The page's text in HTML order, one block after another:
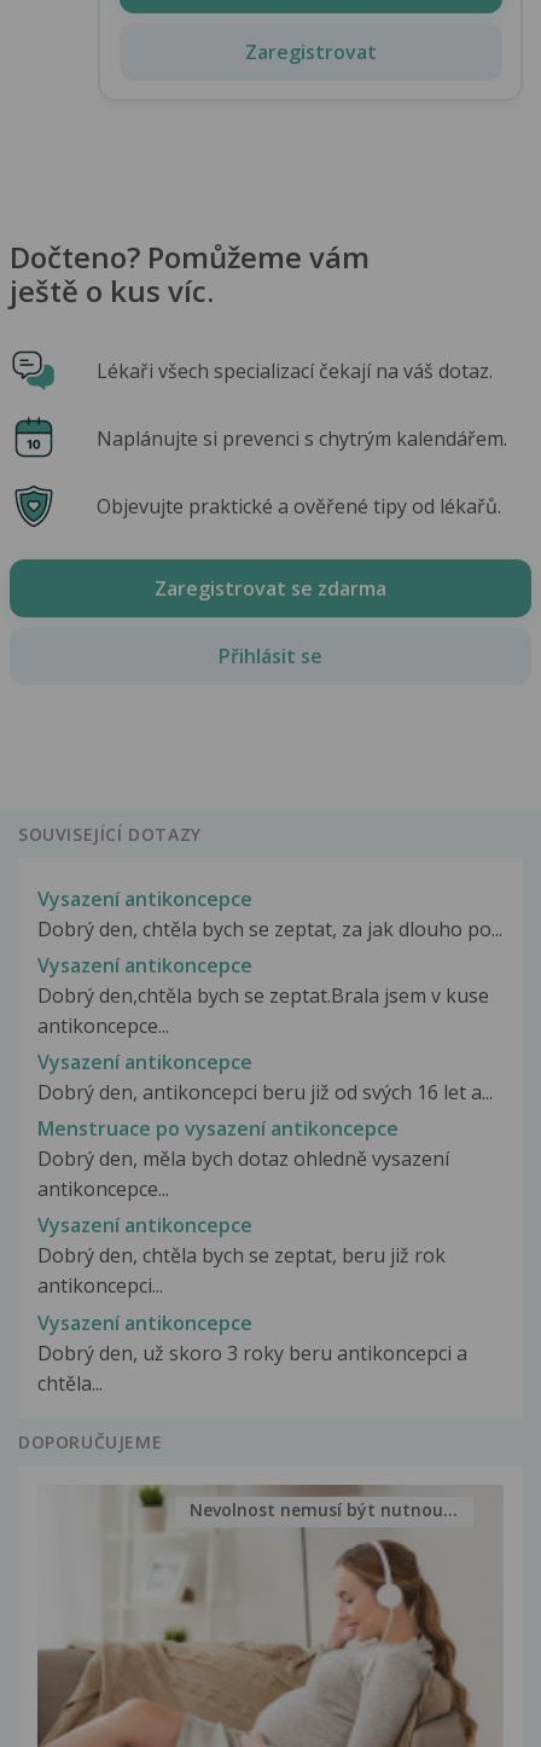
Zaregistrovat
Dočteno? Pomůžeme vám
ještě o kus víc.
Lékaři všech specializací čekají na váš dotaz.
Naplánujte si prevenci s chytrým kalendářem.
Objevujte praktické a ověřené tipy od lékařů.
Zaregistrovat se zdarma
Přihlásit se
SOUVISEJÍCÍ DOTAZY
Vysazení antikoncepce
Dobrý den, chtěla bych se zeptat, za jak dlouho po...
Vysazení antikoncepce
Dobrý den,chtěla bych se zeptat.Brala jsem v kuse
antikoncepce...
Vysazení antikoncepce
Dobrý den, antikoncepci beru již od svých 16 let a...
Menstruace po vysazení antikoncepce
Dobrý den, měla bych dotaz ohledně vysazení
antikoncepce...
Vysazení antikoncepce
Dobrý den, chtěla bych se zeptat, beru již rok
antikoncepci...
Vysazení antikoncepce
Dobrý den, už skoro 3 roky beru antikoncepci a
chtěla...
DOPORUČUJEME
Nevolnost nemusí být nutnou...